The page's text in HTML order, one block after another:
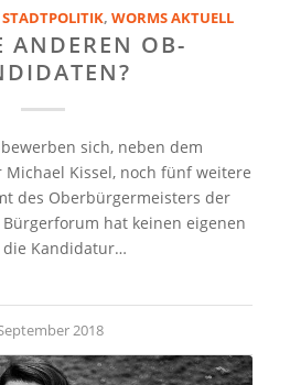
STADTPOLITIK,WORMS AKTUELL
ANDEREN OB-
sich, neben dem
Kissel, noch fünf weitere
des Oberbürgermeisters der
Bürgerforum hat keinen eigenen
Kandidatur…
2018